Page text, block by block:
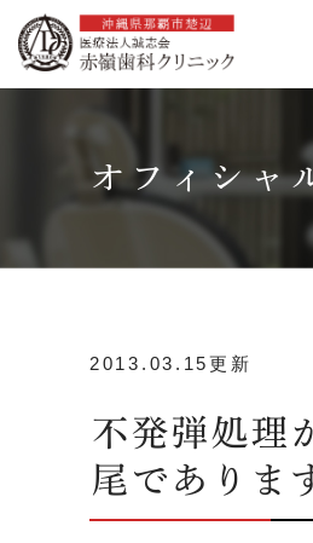
オフィシャ
2013.03.15更新
不発弾処理
尾でありま